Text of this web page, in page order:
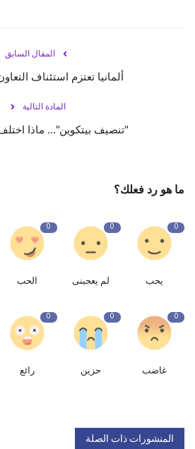
المقال السابق
ألمانيا تعتزم استئناف
المادة التالية
"تنصيف بيتكوين"... ماذا
ما هو رد فعلك؟
0
يحب
0
لم يعجبنى
0
الحب
0
غاضب
0
حزين
0
رائع
المنشورات ذات الصلة